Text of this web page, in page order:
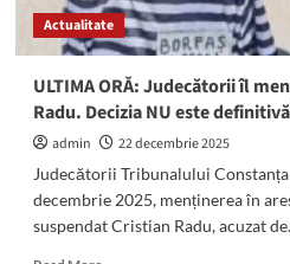
fapta:
Ce
spun
procurorii
DNA
Actualitate
ULTIMA ORĂ: Judecătorii îl
Radu. Decizia NU este definitivă
admin
22 decembrie 2025
Judecătorii Tribunalului Constanța
decembrie 2025, menținerea în
suspendat Cristian Radu, acuzat